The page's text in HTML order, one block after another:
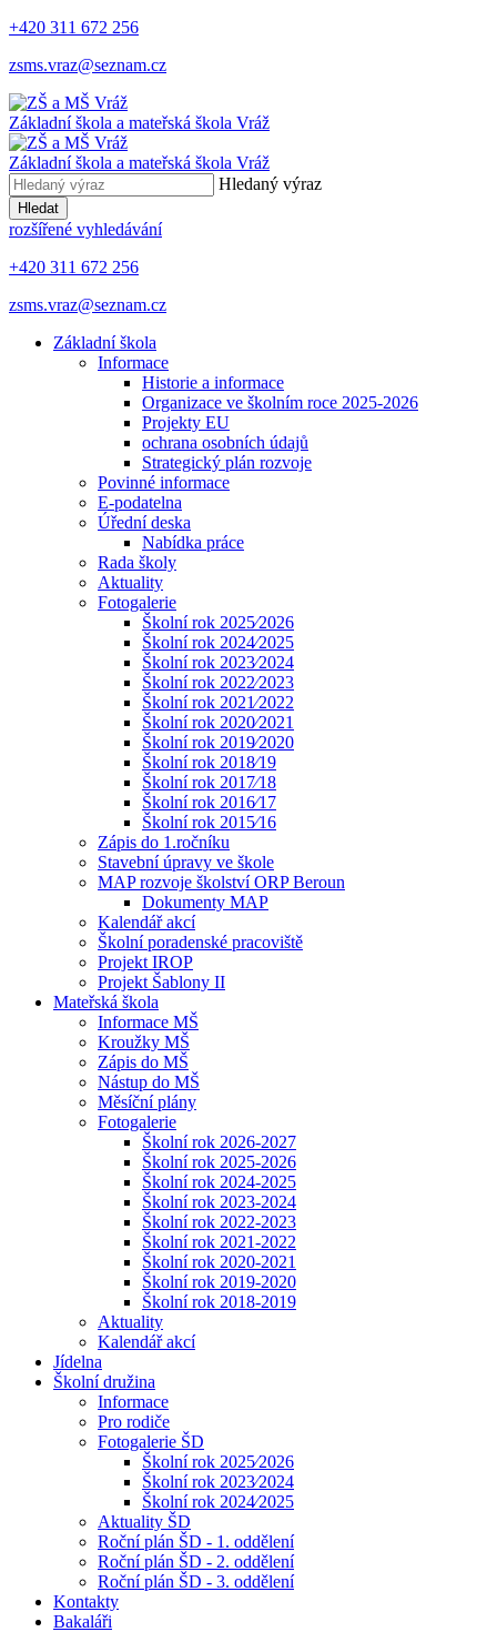
+420 311 672 256
zsms.vraz@seznam.cz
Základní škola a mateřská škola Vráž
Základní škola a mateřská škola Vráž
Hledaný výraz
Hledat
rozšířené vyhledávání
+420 311 672 256
zsms.vraz@seznam.cz
Základní škola
Informace
Historie a informace
Organizace ve školním roce 2025-2026
Projekty EU
ochrana osobních údajů
Strategický plán rozvoje
Povinné informace
E-podatelna
Úřední deska
Nabídka práce
Rada školy
Aktuality
Fotogalerie
Školní rok 2025⁄2026
Školní rok 2024⁄2025
Školní rok 2023⁄2024
Školní rok 2022⁄2023
Školní rok 2021⁄2022
Školní rok 2020⁄2021
Školní rok 2019⁄2020
Školní rok 2018⁄19
Školní rok 2017⁄18
Školní rok 2016⁄17
Školní rok 2015⁄16
Zápis do 1.ročníku
Stavební úpravy ve škole
MAP rozvoje školství ORP Beroun
Dokumenty MAP
Kalendář akcí
Školní poradenské pracoviště
Projekt IROP
Projekt Šablony II
Mateřská škola
Informace MŠ
Kroužky MŠ
Zápis do MŠ
Nástup do MŠ
Měsíční plány
Fotogalerie
Školní rok 2026-2027
Školní rok 2025-2026
Školní rok 2024-2025
Školní rok 2023-2024
Školní rok 2022-2023
Školní rok 2021-2022
Školní rok 2020-2021
Školní rok 2019-2020
Školní rok 2018-2019
Aktuality
Kalendář akcí
Jídelna
Školní družina
Informace
Pro rodiče
Fotogalerie ŠD
Školní rok 2025⁄2026
Školní rok 2023⁄2024
Školní rok 2024⁄2025
Aktuality ŠD
Roční plán ŠD - 1. oddělení
Roční plán ŠD - 2. oddělení
Roční plán ŠD - 3. oddělení
Kontakty
Bakaláři